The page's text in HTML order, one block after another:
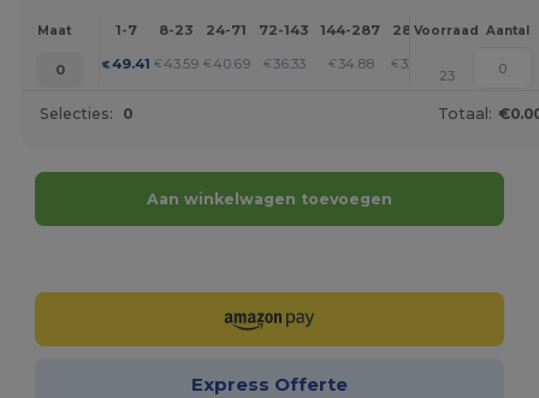
Maat 1-7 8-23 24-71 72-143 144-287 288 + Meer
Voorraad Aantal
0 € 49.41 € 43.59 € 40.69 € 36.33 € 34.88 € 33.42
23
Selecties: 0 Totaal:
Aan winkelwagen toevoegen
Express Offerte